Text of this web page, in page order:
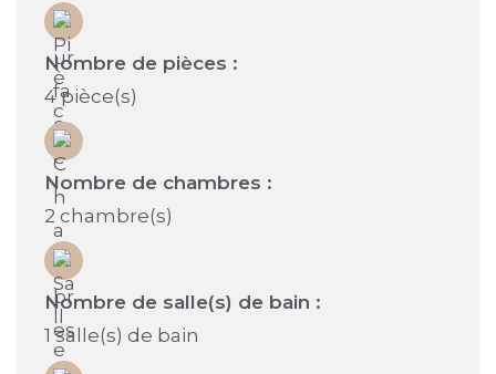
Nombre de pièces :
4 pièce(s)
Nombre de chambres :
2 chambre(s)
Nombre de salle(s) de bain :
1 salle(s) de bain